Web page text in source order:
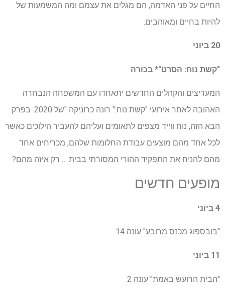
החיים על פני האדמה, הם מגלים את עצמם ומה המשמעות של
להיות בחיים ומאוהבים.
20 ביוני
"קשת נוח: הסרט"* בכורה
המעריצים והקהלים החדשים יתאחדו עם המשפחה הנבחרה
האהובה לאחר אירועי "קשת נוח:" רונה כרוניקה "של 2020. בפרק
הבא הזה, נוח ווייד מצפים לתאומים ועליהם להעביר הילוכים כאשר
לכל אחד מהם מוצעים עבודת החלומות שלהם, מכריחים אחד
מהם להניח את התפקיד ההורי המסורתי בבית … רק איזה מהם?
מופעים חדשים
4 ביוני
"בובספוג מכנס מרובע" עונה 14
11 ביוני
"הבית הרועש באמת" עונה 2